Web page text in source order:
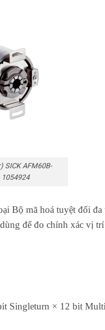
SICK AFM60B-
1054924
Bộ mã hoá tuyệt đối
để đo chính xác vị
Singleturn × 12 bit